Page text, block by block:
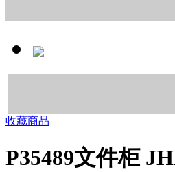
收藏商品
P35489文件柜